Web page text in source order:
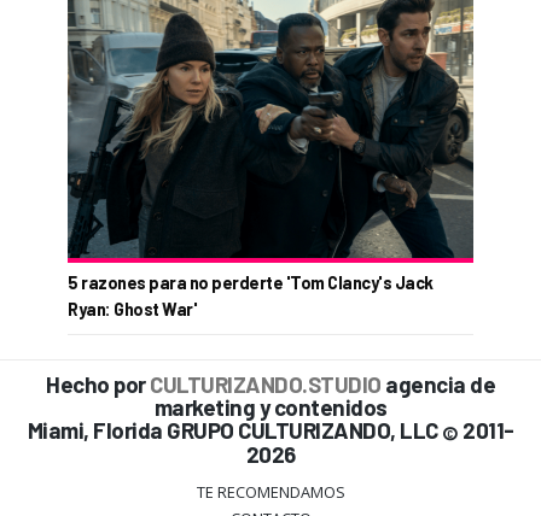
5 razones para no perderte 'Tom Clancy's Jack
Ryan: Ghost War'
Hecho porCULTURIZANDO.STUDIO agencia de
marketing y contenidos
Miami, Florida GRUPO CULTURIZANDO, LLC © 2011-
2026
TE RECOMENDAMOS